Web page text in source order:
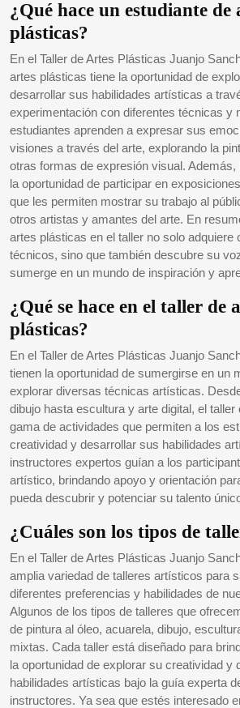
¿Qué hace un estudiante de
plásticas?
En el Taller de Artes Plásticas Juanjo
artes plásticas tiene la oportunidad de
desarrollar sus habilidades artísticas a
experimentación con diferentes técnicas y
estudiantes aprenden a expresar sus
visiones a través del arte, explorando la
otras formas de expresión visual. Además,
la oportunidad de participar en
que les permiten mostrar su trabajo al
otros artistas y amantes del arte. En
artes plásticas en el taller no solo adquiere
técnicos, sino que también descubre su
sumerge en un mundo de inspiración y
¿Qué se hace en el taller de
plásticas?
En el Taller de Artes Plásticas Juanjo
tienen la oportunidad de sumergirse en un
explorar diversas técnicas artísticas.
dibujo hasta escultura y arte digital, el taller
gama de actividades que permiten a los
creatividad y desarrollar sus habilidades
instructores expertos guían a los
artístico, brindando apoyo y orientación
pueda descubrir y potenciar su talento
¿Cuáles son los tipos de
En el Taller de Artes Plásticas Juanjo
amplia variedad de talleres artísticos para
diferentes preferencias y habilidades de
Algunos de los tipos de talleres que
de pintura al óleo, acuarela, dibujo,
mixtas. Cada taller está diseñado para
la oportunidad de explorar su creatividad y
habilidades artísticas bajo la guía experta
instructores. Ya sea que estés interesado